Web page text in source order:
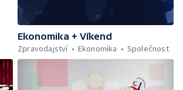
Ekonomika + Víkend
Zpravodajství
Ekonomika Společnost